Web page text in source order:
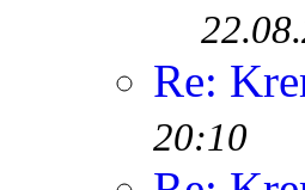
Re:
20:10